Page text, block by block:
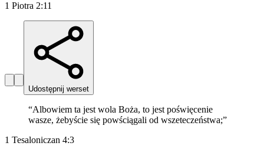
1 Piotra 2:11
Udostępnij werset
“Albowiem ta jest wola Boża, to jest poświęcenie
wasze, żebyście się powściągali od wszeteczeństwa;”
1 Tesaloniczan 4:3